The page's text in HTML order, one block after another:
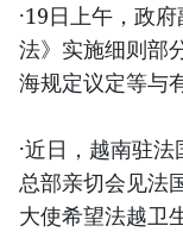
·19日上午，政
法》实施细则部
海规定议定等与
·近日，越南驻
总部亲切会见法
大使希望法越卫